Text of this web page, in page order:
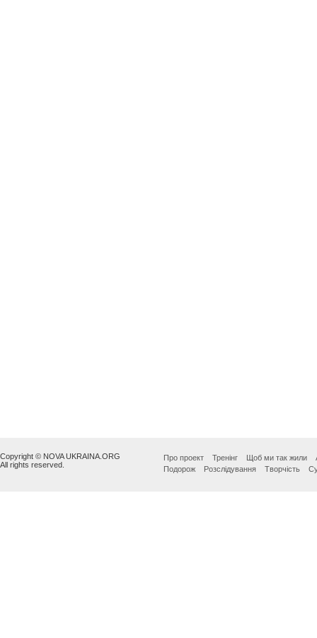
Copyright © NOVA UKRAINA.ORG
All rights reserved.
Про проект Тренінг Щоб ми так жили
Подорож
Розслідування Творчість